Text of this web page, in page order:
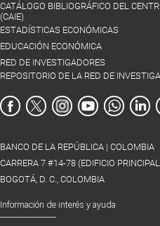
CATÁLOGO BIBLIOGRÁFICO DEL
(CAIE)
ESTADÍSTICAS ECONÓMICAS
EDUCACIÓN ECONÓMICA
RED DE INVESTIGADORES
REPOSITORIO DE LA RED DE
BANCO DE LA REPÚBLICA | COLOMBIA
CARRERA 7 #14-78 (EDIFICIO
BOGOTÁ, D. C., COLOMBIA
Información de interés y ayuda